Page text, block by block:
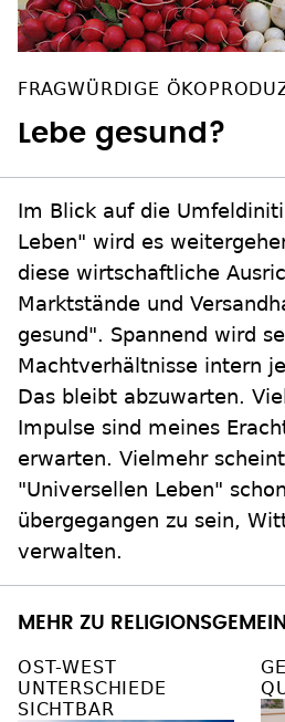
FRAGWÜRDIGE
Lebe gesund?
Im Blick auf die
Leben" wird es
diese wirtschaftliche
Marktstände und
gesund". Spannend wird
Machtverhältnisse intern
Das bleibt abzuwarten.
Impulse sind meines
erwarten. Vielmehr
"Universellen Leben"
übergegangen zu sein,
verwalten.
MEHR ZU
OST-WEST
UNTERSCHIEDE
SICHTBAR